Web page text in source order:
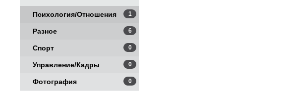
Психология/Отношения 1
Разное 6
Спорт 0
Управление/Кадры 0
Фотография 0